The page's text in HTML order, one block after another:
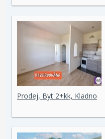
Prodej, Byt 2+kk, Kladno